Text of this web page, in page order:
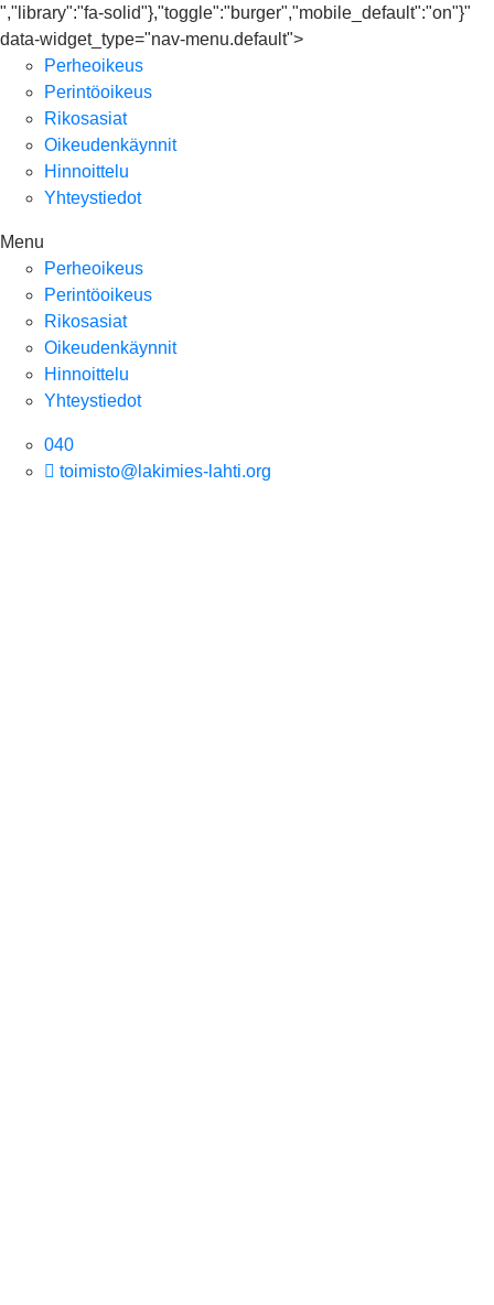
","library":"fa-solid"},"toggle":"burger","mobile_default":"on"}"
data-widget_type="nav-menu.default">
Perheoikeus
Perintöoikeus
Rikosasiat
Oikeudenkäynnit
Hinnoittelu
Yhteystiedot
Menu
Perheoikeus
Perintöoikeus
Rikosasiat
Oikeudenkäynnit
Hinnoittelu
Yhteystiedot
040
toimisto@lakimies-lahti.org